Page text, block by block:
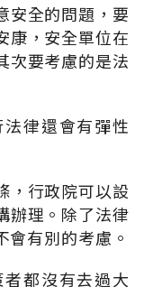
安全的問題，要
康，安全單位在
次要考慮的是法
律還會有彈性
，行政院可以設
辦理。除了法律
有別的考慮。
都沒有去過大